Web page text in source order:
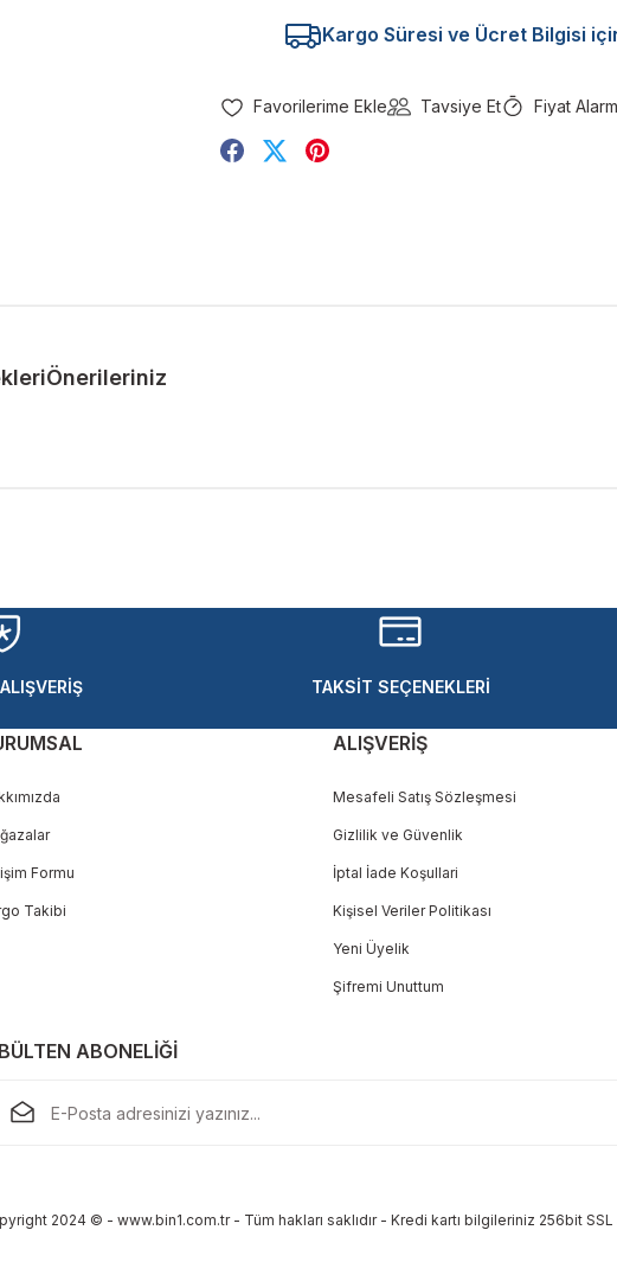
Kargo Süresi ve Ücret Bilgisi için
Tavsiye Et Fiyat
Önerileriniz
Yorum Yaz
TAKSİT SEÇENEKLERİ
Formu
Takibi
ALIŞVERİŞ
Mesafeli Satış Sözleşmesi
Gizlilik ve Güvenlik
İptal İade Koşullari
Kişisel Veriler Politikası
Yeni Üyelik
Şifremi Unuttum
ABONELİĞİ
2024 © - www.bin1.com.tr - Tüm hakları saklıdır - Kredi kartı bilgileriniz 256bit SSL